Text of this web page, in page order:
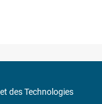
des Technologies